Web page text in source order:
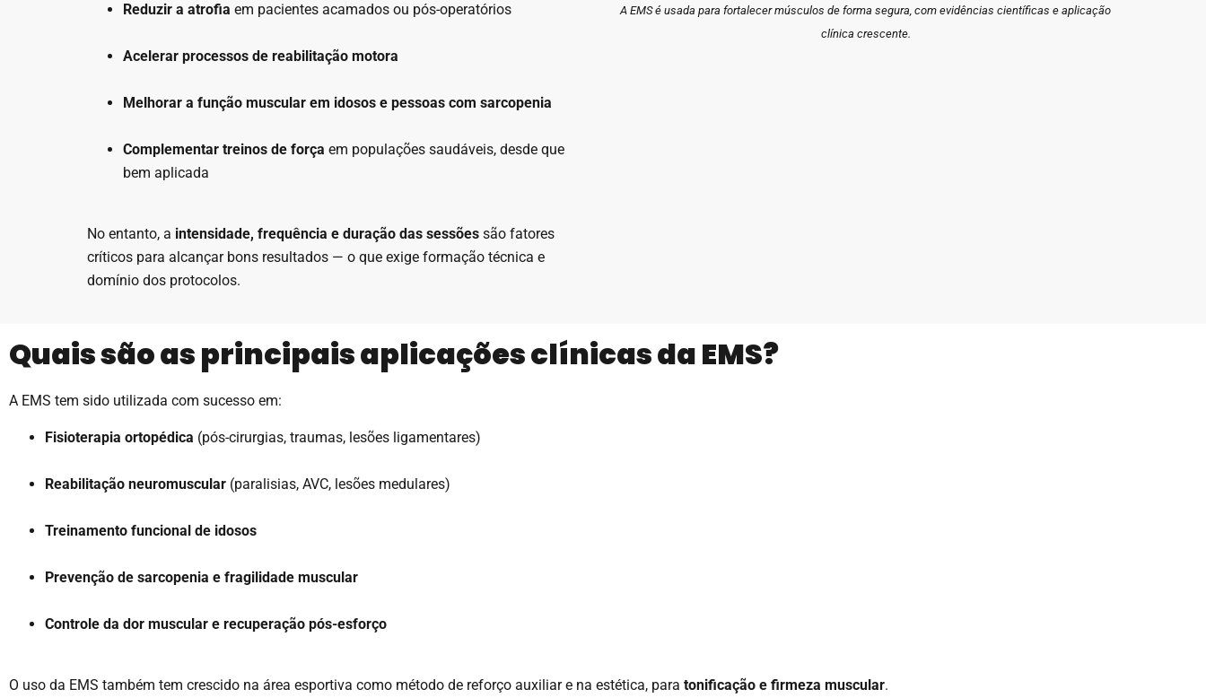
Reduzir a atrofia em pacientes acamados ou pós-operatórios
Acelerar processos de reabilitação motora
Melhorar a função muscular em idosos e pessoas com sarcopenia
Complementar treinos de força em populações saudáveis, desde que
bem aplicada
No entanto, a intensidade, frequência e duração das sessões são fatores
críticos para alcançar bons resultados — o que exige formação técnica e
domínio dos protocolos.
A EMS é usada para fortalecer músculos de forma segura, com evidências científicas e aplicação
clínica crescente.
Quais são as principais aplicações clínicas da EMS?
A EMS tem sido utilizada com sucesso em:
Fisioterapia ortopédica (pós-cirurgias, traumas, lesões ligamentares)
Reabilitação neuromuscular (paralisias, AVC, lesões medulares)
Treinamento funcional de idosos
Prevenção de sarcopenia e fragilidade muscular
Controle da dor muscular e recuperação pós-esforço
O uso da EMS também tem crescido na área esportiva como método de reforço auxiliar e na estética, para tonificação e firmeza muscular.